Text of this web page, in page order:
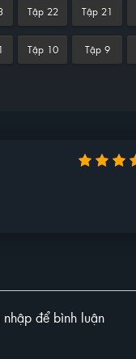
Tập 22 Tập 21
Tập 10 Tập 9
để bình luận